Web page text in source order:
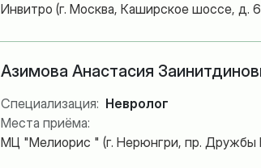
Инвитро (г. Москва, Каширское шоссе, д.
Азимова Анастасия
Специализация: Невролог
Места приёма:
МЦ "Мелиорис " (г. Нерюнгри, пр. Дружбы